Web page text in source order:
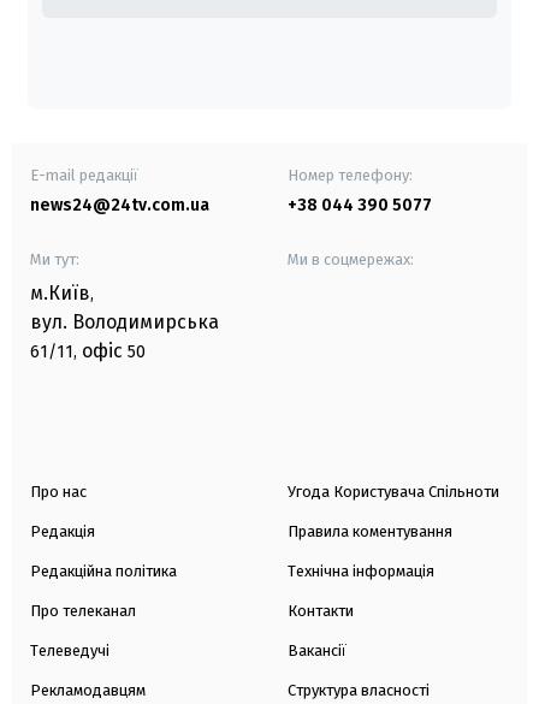
E-mail редакції
news24@24tv.com.ua
Номер телефону:
+38 044 390 5077
Ми тут:
м.Київ,
вул. Володимирська
61/11, офіс 50
Ми в соцмережах:
Про нас
Редакція
Редакційна політика
Про телеканал
Телеведучі
Рекламодавцям
Угода Користувача Спільноти
Правила коментування
Технічна інформація
Контакти
Вакансії
Структура власності